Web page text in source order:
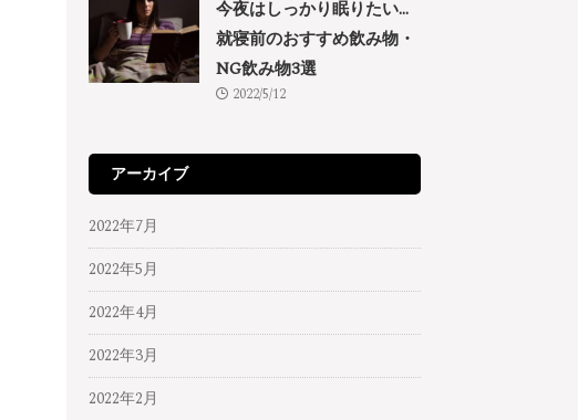
今夜はしっかり眠りたい…
就寝前のおすすめ飲み物・
NG飲み物3選
2022/5/12
アーカイブ
2022年7月
2022年5月
2022年4月
2022年3月
2022年2月